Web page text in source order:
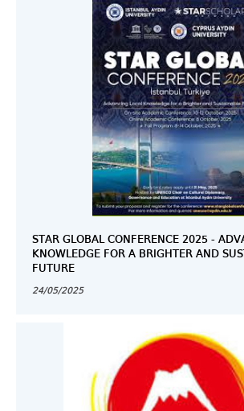
STAR GLOBAL CONFERENCE 2025 -
KNOWLEDGE FOR A BRIGHTER AND
FUTURE
24/05/2025